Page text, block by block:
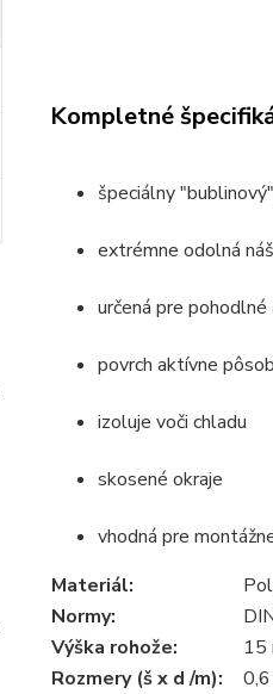
Kompletné
špeciálny
extrémne odolná
určená pre
povrch aktívne
izoluje voči chladu
skosené okraje
vhodná pre
Materiál:
Normy:
Výška rohože:
15
Rozmery (š x d /m):